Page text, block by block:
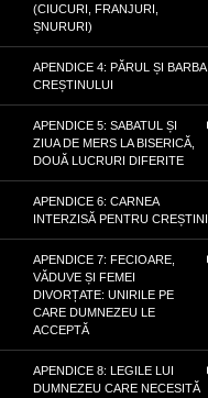
(CIUCURI, FRANJURI,
ȘNURURI)
APENDICE 4: PĂRUL ȘI BARBA
CREȘTINULUI
APENDICE 5: SABATUL ȘI
ZIUA DE MERS LA BISERICĂ,
DOUĂ LUCRURI DIFERITE
APENDICE 6: CARNEA
INTERZISĂ PENTRU CREȘTINI
APENDICE 7: FECIOARE,
VĂDUVE ȘI FEMEI
DIVORȚATE: UNIRILE PE
CARE DUMNEZEU LE
ACCEPTĂ
APENDICE 8: LEGILE LUI
DUMNEZEU CARE NECESITĂ